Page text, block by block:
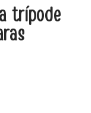
trípode